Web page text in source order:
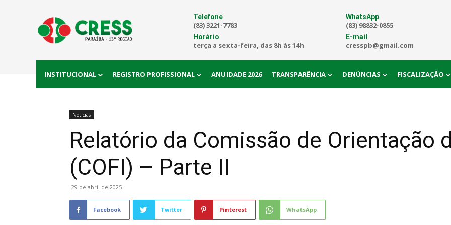
Telefone
(83) 3221-7783
Horário
terça a sexta-feira, das 8h às 14h
WhatsApp
(83) 98832-0855
E-mail
cresspb@gmail.com
INSTITUCIONAL REGISTRO PROFISSIONAL ANUIDADE 2026 TRANSPARÊNCIA DENÚNCIAS FISCALIZAÇÃO
Notícias
Relatório da Comissão de Orientação
(COFI) – Parte II
29 de abril de 2025
Facebook Twitter Pinterest WhatsApp